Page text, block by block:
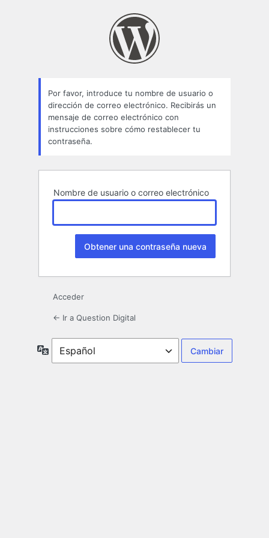
Por favor, introduce tu nombre de usuario o
dirección de correo electrónico. Recibirás un
mensaje de correo electrónico con
instrucciones sobre cómo restablecer tu
contraseña.
Nombre de usuario o correo electrónico
Acceder
← Ir a Question Digital
Idioma